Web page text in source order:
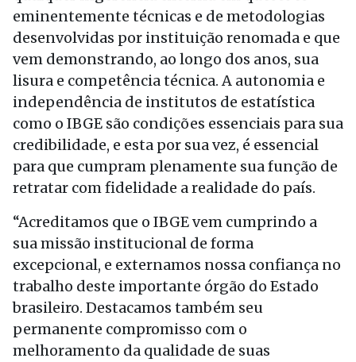
eminentemente técnicas e de metodologias
desenvolvidas por instituição renomada e que
vem demonstrando, ao longo dos anos, sua
lisura e competência técnica. A autonomia e
independência de institutos de estatística
como o IBGE são condições essenciais para sua
credibilidade, e esta por sua vez, é essencial
para que cumpram plenamente sua função de
retratar com fidelidade a realidade do país.
“Acreditamos que o IBGE vem cumprindo a
sua missão institucional de forma
excepcional, e externamos nossa confiança no
trabalho deste importante órgão do Estado
brasileiro. Destacamos também seu
permanente compromisso com o
melhoramento da qualidade de suas